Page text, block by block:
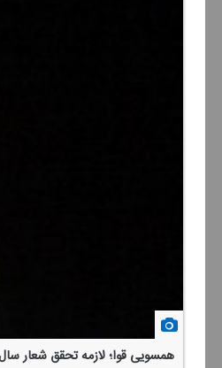
همسویی قوا؛ لازمه تحقق شعار